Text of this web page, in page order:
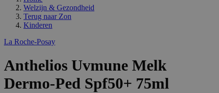
Welzijn & Gezondheid
Terug naar Zon
Kinderen
La Roche-Posay
Anthelios Uvmune Melk
Dermo-Ped Spf50+ 75ml